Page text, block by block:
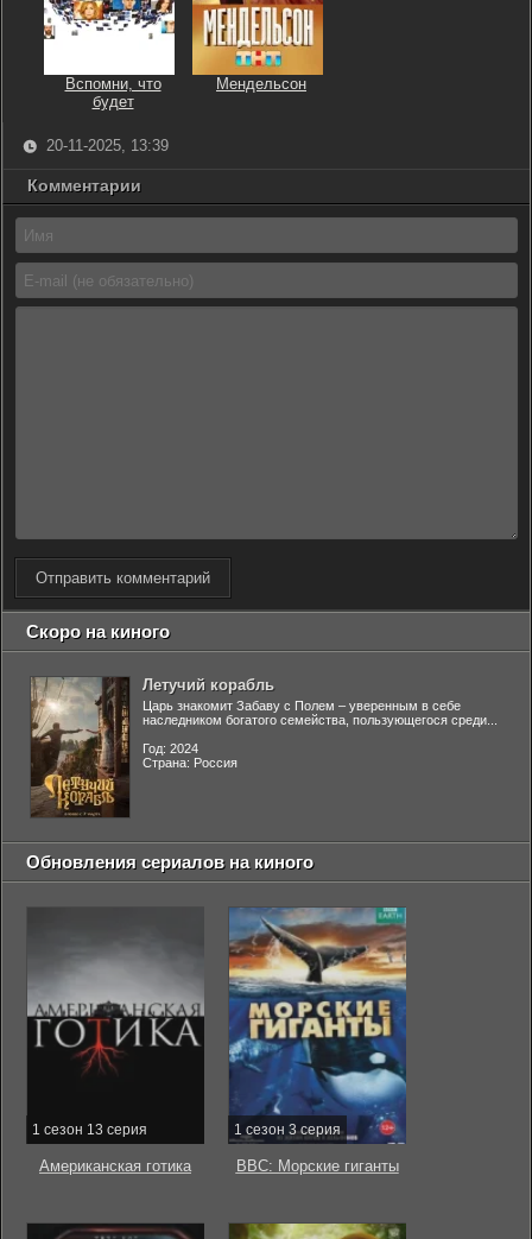
Вспомни, что
будет
Мендельсон
20-11-2025, 13:39
Комментарии
Отправить комментарий
Скоро на киного
Летучий корабль
Царь знакомит Забаву с Полем – уверенным в себе
наследником богатого семейства, пользующегося среди...
Год: 2024
Страна: Россия
Обновления сериалов на киного
1 сезон 13 серия
Американская готика
1 сезон 3 серия
BBC: Морские гиганты